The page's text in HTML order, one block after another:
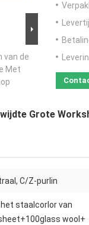
van de
Met
Grote
C/Z-purlin
het staalcorlor van
wool+